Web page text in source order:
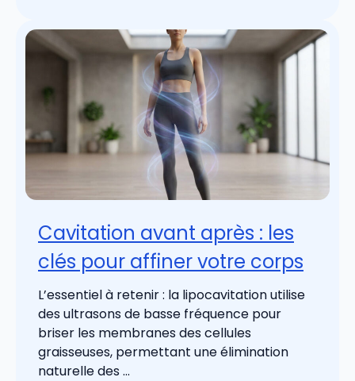
Cavitation avant après : les
clés pour affiner votre corps
L’essentiel à retenir : la lipocavitation utilise
des ultrasons de basse fréquence pour
briser les membranes des cellules
graisseuses, permettant une élimination
naturelle des ...